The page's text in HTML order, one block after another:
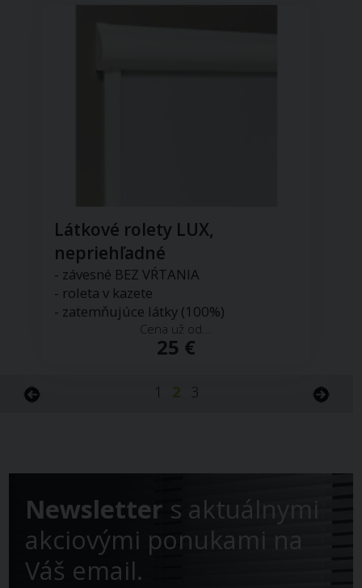
Látkové rolety LUX,
nepriehľadné
- závesné BEZ VŔTANIA
- roleta v kazete
- zatemňujúce látky (100%)
Cena už od...
25 €
1 2 3
Newsletter s aktuálnymi
akciovými ponukami na
Váš email.